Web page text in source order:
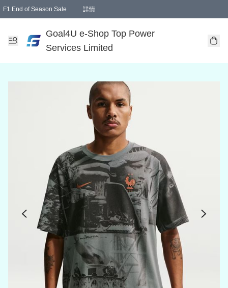
F1 End of Season Sale 詳情
Goal4U e-Shop Top Power
Services Limited